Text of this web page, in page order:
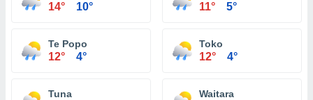
14° 10° 11° 5°
Te Popo
12° 4°
Toko
12° 4°
Tuna Waitara